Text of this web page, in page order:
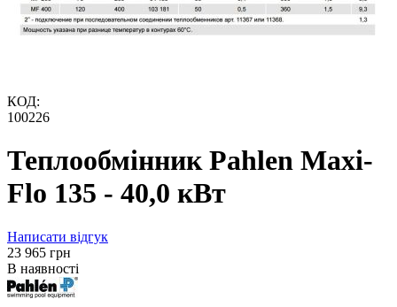
КОД:
100226
Теплообмінник Pahlen Maxi-
Flo 135 - 40,0 кВт
Написати відгук
‍23 965‍ грн
В наявності